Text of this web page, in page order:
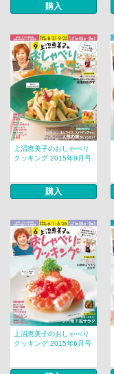
購入
上沼恵美子のおしゃべり
クッキング 2015年9月号
購入
上沼恵美子のおしゃべり
クッキング 2015年6月号